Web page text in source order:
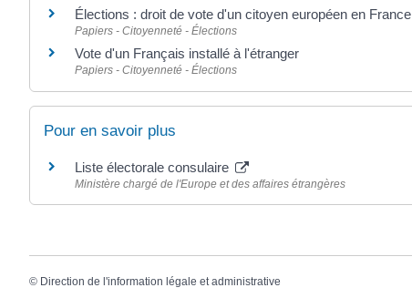
Élections : droit de vote d'un citoyen européen en France
Papiers - Citoyenneté - Élections
Vote d'un Français installé à l'étranger
Papiers - Citoyenneté - Élections
Pour en savoir plus
Liste électorale consulaire
Ministère chargé de l'Europe et des affaires étrangères
© Direction de l'information légale et administrative